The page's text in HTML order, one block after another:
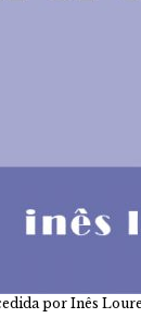
por Inês